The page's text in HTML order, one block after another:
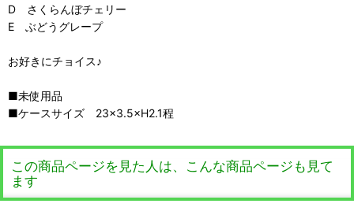
D さくらんぼチェリー
E ぶどうグレープ
お好きにチョイス♪
■未使用品
■ケースサイズ 23×3.5×H2.1程
この商品ページを見た人は、こんな商品ページも見て
ます